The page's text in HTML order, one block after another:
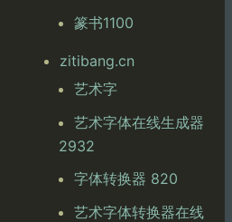
篆书1100
zitibang.cn
艺术字
艺术字体在线生成器
2932
字体转换器 820
艺术字体转换器在线